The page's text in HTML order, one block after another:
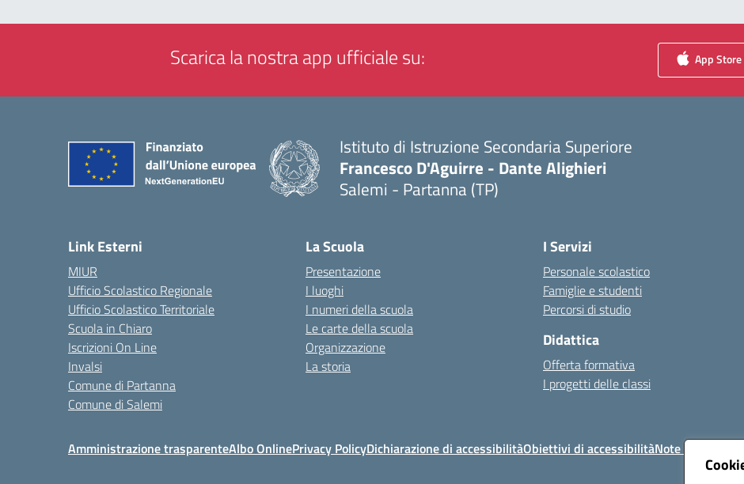
Scarica la nostra app ufficiale su: App Store
Istituto di Istruzione Secondaria Superiore
Francesco D'Aguirre - Dante Alighieri
Salemi - Partanna (TP)
Link Esterni
MIUR
Ufficio Scolastico Regionale
Ufficio Scolastico Territoriale
Scuola in Chiaro
Iscrizioni On Line
Invalsi
Comune di Partanna
Comune di Salemi
La Scuola
Presentazione
I luoghi
I numeri della scuola
Le carte della scuola
Organizzazione
La storia
I Servizi
Personale scolastico
Famiglie e studenti
Percorsi di studio
Didattica
Offerta formativa
I progetti delle classi
Amministrazione trasparenteAlbo OnlinePrivacy PolicyDichiarazione di accessibilitàObiettivi di accessibilitàNote legali